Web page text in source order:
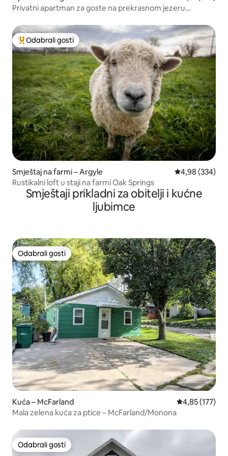
Privatni apartman za goste na prekrasnom jezeru
Među najviše rangiranima s oznakom „Odabrali gosti”
Odabrali gosti
Smještaj na farmi – Argyle Prosječna
4,98 (334)
Rustikalni loft u staji na farmi Oak Springs
Smještaji prikladni za obitelji i kućne
ljubimce
Odabrali gosti
Odabrali gosti
Kuća – McFarland Prosječna
4,85 (177)
Mala zelena kuća za ptice – McFarland/Monona
Odabrali gosti
Odabrali gosti